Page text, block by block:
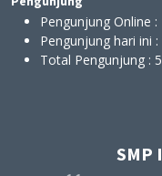
Pengunjung Online :
Pengunjung hari ini :
Total Pengunjung :
SMP